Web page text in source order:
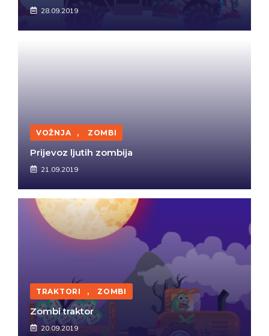
28.09.2019
VOŽNJA , ZOMBI
Prijevoz ljutih zombija
21.09.2019
TRAKTORI , ZOMBI
Zombi traktor
20.09.2019